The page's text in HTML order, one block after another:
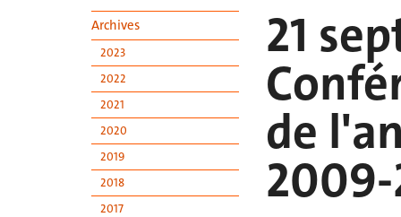
Archives
2023
2022
2021
2020
2019
2018
2017
21
de
2009-